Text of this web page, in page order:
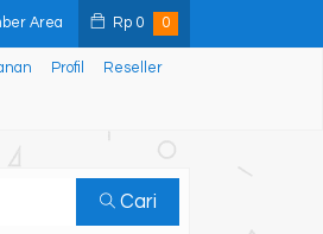
Area Rp 0 0
Profil Reseller
Cari